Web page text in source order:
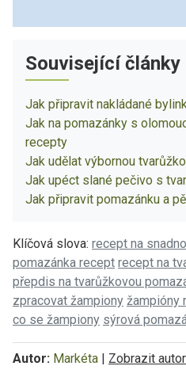
Související články
Jak připravit nakládané
Jak na pomazánky s
recepty
Jak udělat výbornou
Jak upéct slané pečivo s
Jak připravit pomazánku a
Klíčová slova: recept na
pomazánka recept recept na
přepdis na tvarůžkovou
zpracovat žampiony žampióny
co se žampiony sýrová
Autor: Markéta | Zobrazit